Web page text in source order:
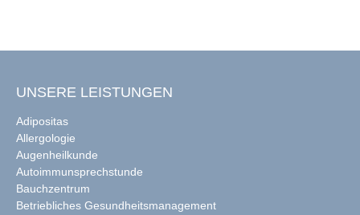
UNSERE LEISTUNGEN
Adipositas
Allergologie
Augenheilkunde
Autoimmunsprechstunde
Bauchzentrum
Betriebliches Gesundheitsmanagement